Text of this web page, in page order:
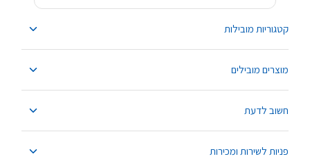
קטגוריות מובילות
מוצרים מובילים
חשוב לדעת
פניות לשירות ומכירות